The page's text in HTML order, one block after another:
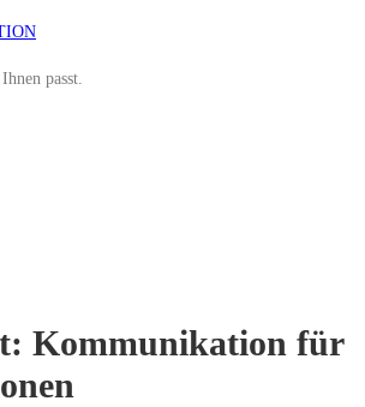
passt.
Kommunikation für